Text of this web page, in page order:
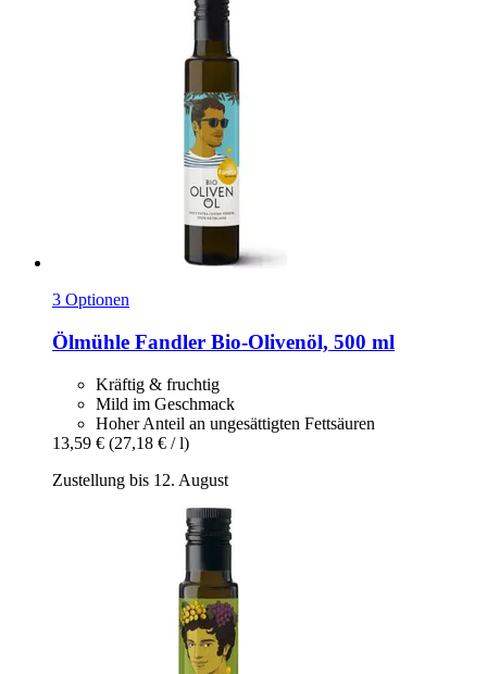
3 Optionen
Ölmühle Fandler Bio-​Olivenöl, 500 ml
Kräftig & fruchtig
Mild im Geschmack
Hoher Anteil an ungesättigten Fettsäuren
13,59 € (27,18 € / l)
Zustellung bis 12. August